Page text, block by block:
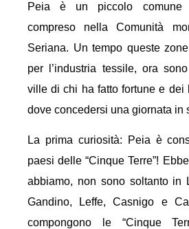
Peia è un piccolo comune
compreso nella Comunità
Seriana. Un tempo queste
per l’industria tessile, ora
ville di chi ha fatto fortune e dei
dove concedersi una giornata in
La prima curiosità: Peia è
paesi delle “Cinque Terre”!
abbiamo, non sono soltanto in
Gandino, Leffe, Casnigo e
compongono le “Cinque